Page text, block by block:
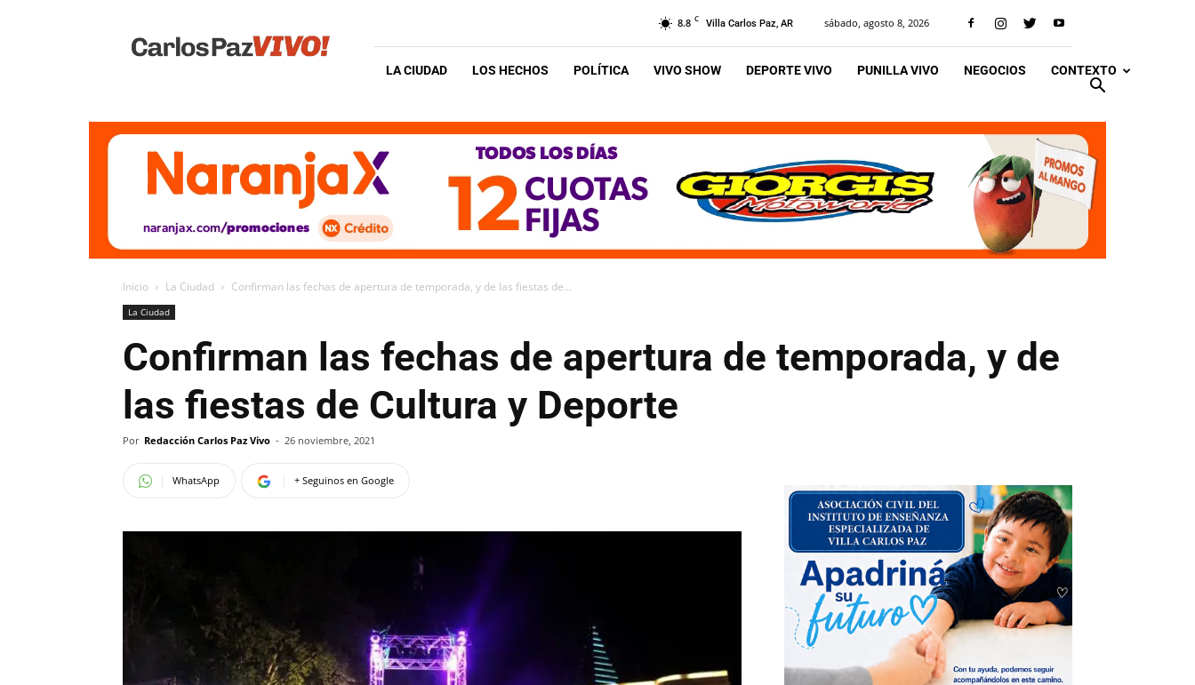
Vivo
8.8 C Villa Carlos Paz, AR sábado, agosto 8, 2026
LA CIUDAD LOS HECHOS POLÍTICA VIVO SHOW DEPORTE VIVO PUNILLA VIVO NEGOCIOS CONTEXTO
Inicio La Ciudad Confirman las fechas de apertura de temporada, y de las fiestas de...
La Ciudad
Confirman las fechas de apertura de temporada, y de
las fiestas de Cultura y Deporte
Por Redacción Carlos Paz Vivo - 26 noviembre, 2021
WhatsApp + Seguinos en Google